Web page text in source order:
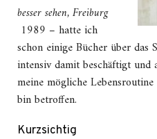
besser sehen, Freiburg
1989 – hatte ich
schon einige Bücher über das
intensiv damit beschäftigt
meine mögliche
bin betroffen.
Kurzsichtig